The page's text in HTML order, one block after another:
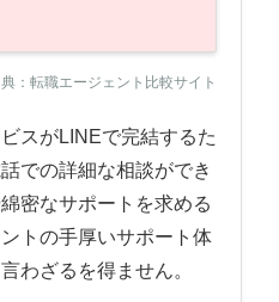
：転職エージェント比較サイト
スがLINEで完結するた
での詳細な相談ができ
密なサポートを求める
トの手厚いサポート体
わざるを得ません。